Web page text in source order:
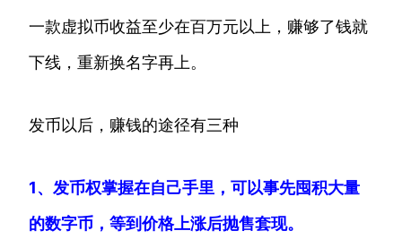
一款虚拟币收益至少在百万元以上，赚够了钱就
下线，重新换名字再上。
发币以后，赚钱的途径有三种
1、发币权掌握在自己手里，可以事先囤积大量
的数字币，等到价格上涨后抛售套现。